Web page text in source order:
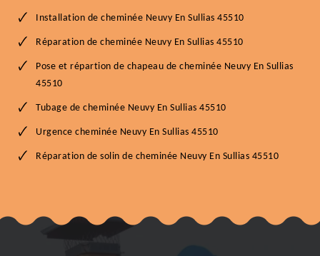
Installation de cheminée Neuvy En Sullias 45510
Réparation de cheminée Neuvy En Sullias 45510
Pose et répartion de chapeau de cheminée Neuvy En Sullias
45510
Tubage de cheminée Neuvy En Sullias 45510
Urgence cheminée Neuvy En Sullias 45510
Réparation de solin de cheminée Neuvy En Sullias 45510